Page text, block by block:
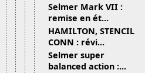
Selmer Mark VII :
remise en ét...
HAMILTON, STENCIL
CONN : révi...
Selmer super
balanced action :...